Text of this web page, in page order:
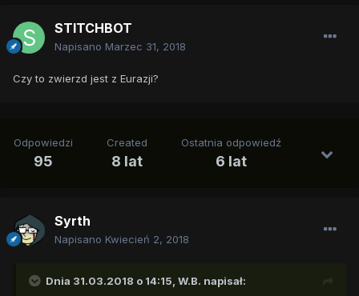
STITCHBOT
Napisano Marzec 31, 2018
Czy to zwierzd jest z Eurazji?
Odpowiedzi
95
Created
8 lat
Ostatnia odpowiedź
6 lat
Syrth
Napisano Kwiecień 2, 2018
Dnia 31.03.2018 o 14:15, W.B. napisał: